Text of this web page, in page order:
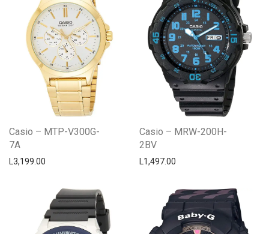
Casio – MTP-V300G-
7A
L3,199.00
Casio – MRW-200H-
2BV
L1,497.00